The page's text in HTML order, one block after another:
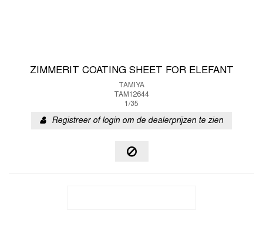
ZIMMERIT COATING SHEET FOR ELEFANT
TAMIYA
TAM12644
1/35
Registreer of login om de dealerprijzen te zien